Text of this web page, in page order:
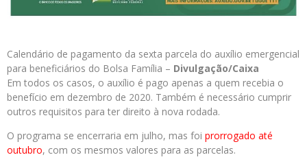
Calendário de pagamento da sexta parcela do auxílio emergencial
para beneficiários do Bolsa Família – Divulgação/Caixa
Em todos os casos, o auxílio é pago apenas a quem recebia o
benefício em dezembro de 2020. Também é necessário cumprir
outros requisitos para ter direito à nova rodada.
O programa se encerraria em julho, mas foi prorrogado até
outubro, com os mesmos valores para as parcelas.